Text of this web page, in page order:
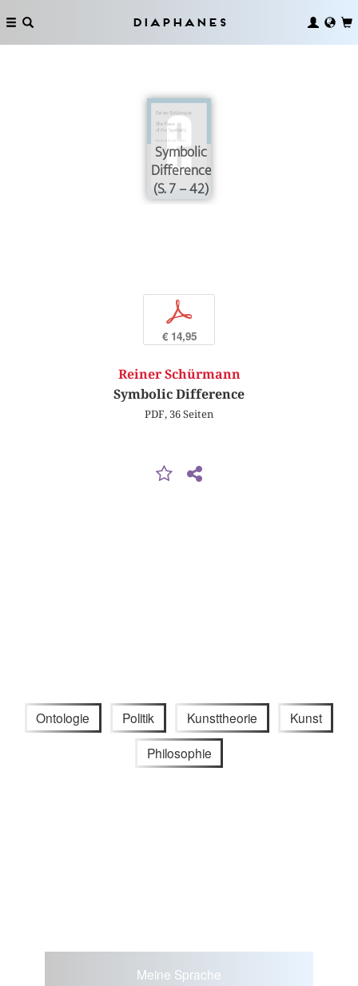
Diaphanes
Symbolic
Difference
(S. 7 – 42)
p
€ 14,95
Reiner Schürmann
Symbolic Difference
PDF, 36 Seiten
Ontologie Politik Kunsttheorie Kunst
Philosophie
Meine Sprache